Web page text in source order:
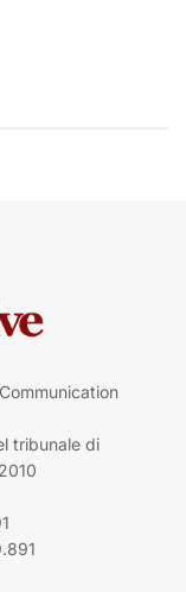
tribunale di